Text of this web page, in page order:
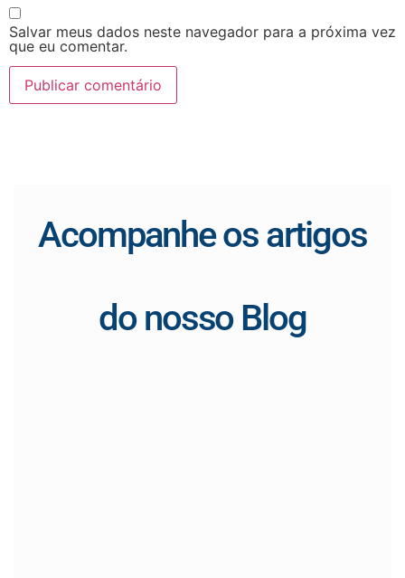
Salvar meus dados neste navegador para a próxima vez
que eu comentar.
Acompanhe os artigos
do nosso Blog